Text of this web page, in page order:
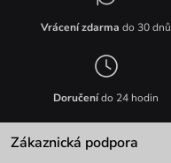
Vrácení zdarma do 30 dnů
Doručenído 24 hodin
Zákaznická podpora